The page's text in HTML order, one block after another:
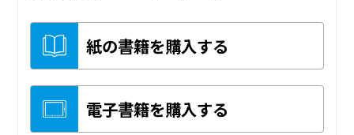
紙の書籍を購入する
電子書籍を購入する